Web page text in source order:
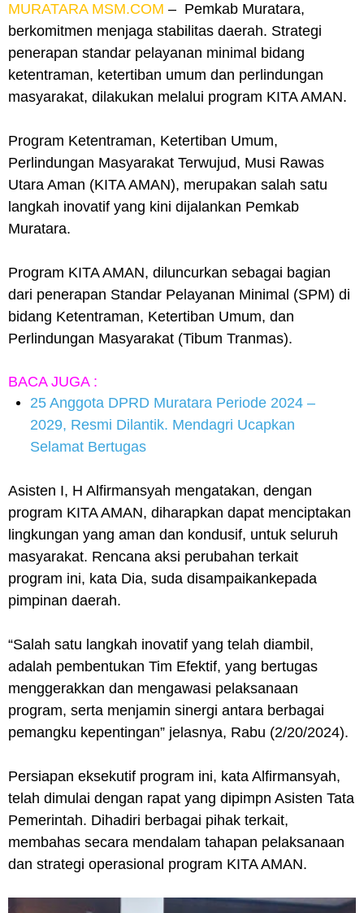
MURATARA MSM.COM – Pemkab Muratara,
berkomitmen menjaga stabilitas daerah. Strategi
penerapan standar pelayanan minimal bidang
ketentraman, ketertiban umum dan perlindungan
masyarakat, dilakukan melalui program KITA AMAN.
Program Ketentraman, Ketertiban Umum,
Perlindungan Masyarakat Terwujud, Musi Rawas
Utara Aman (KITA AMAN), merupakan salah satu
langkah inovatif yang kini dijalankan Pemkab
Muratara.
Program KITA AMAN, diluncurkan sebagai bagian
dari penerapan Standar Pelayanan Minimal (SPM) di
bidang Ketentraman, Ketertiban Umum, dan
Perlindungan Masyarakat (Tibum Tranmas).
BACA JUGA :
25 Anggota DPRD Muratara Periode 2024 –
2029, Resmi Dilantik. Mendagri Ucapkan
Selamat Bertugas
Asisten I, H Alfirmansyah mengatakan, dengan
program KITA AMAN, diharapkan dapat menciptakan
lingkungan yang aman dan kondusif, untuk seluruh
masyarakat. Rencana aksi perubahan terkait
program ini, kata Dia, suda disampaikankepada
pimpinan daerah.
“Salah satu langkah inovatif yang telah diambil,
adalah pembentukan Tim Efektif, yang bertugas
menggerakkan dan mengawasi pelaksanaan
program, serta menjamin sinergi antara berbagai
pemangku kepentingan” jelasnya, Rabu (2/20/2024).
Persiapan eksekutif program ini, kata Alfirmansyah,
telah dimulai dengan rapat yang dipimpn Asisten Tata
Pemerintah. Dihadiri berbagai pihak terkait,
membahas secara mendalam tahapan pelaksanaan
dan strategi operasional program KITA AMAN.